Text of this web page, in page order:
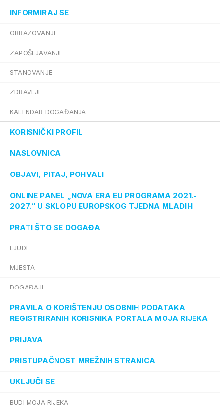
INFORMIRAJ SE
OBRAZOVANJE
ZAPOŠLJAVANJE
STANOVANJE
ZDRAVLJE
KALENDAR DOGAĐANJA
KORISNIČKI PROFIL
NASLOVNICA
OBJAVI, PITAJ, POHVALI
ONLINE PANEL „NOVA ERA EU PROGRAMA 2021.-
2027.“ U SKLOPU EUROPSKOG TJEDNA MLADIH
PRATI ŠTO SE DOGAĐA
LJUDI
MJESTA
DOGAĐAJI
PRAVILA O KORIŠTENJU OSOBNIH PODATAKA
REGISTRIRANIH KORISNIKA PORTALA MOJA RIJEKA
PRIJAVA
PRISTUPAČNOST MREŽNIH STRANICA
UKLJUČI SE
BUDI MOJA RIJEKA